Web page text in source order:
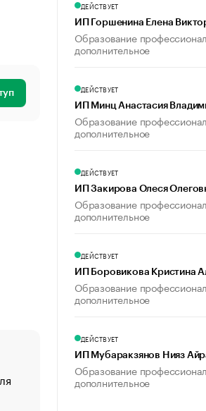
«От спорта тело стареет
создавшей GTA
ДЕЙСТВУЕТ
ИП Горшенина Елена
Образование
дополнительное
ДЕЙСТВУЕТ
ИП Минц Анастасия
Образование
дополнительное
ДЕЙСТВУЕТ
ИП Закирова Олеся
Образование
дополнительное
ДЕЙСТВУЕТ
ИП Боровикова Кристина
Образование
дополнительное
ДЕЙСТВУЕТ
ИП Мубаракзянов Нияз
Образование
дополнительное